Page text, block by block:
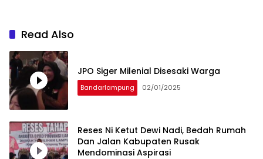
Read Also
JPO Siger Milenial Disesaki Warga
Bandarlampung 02/01/2025
Reses Ni Ketut Dewi Nadi, Bedah Rumah
Dan Jalan Kabupaten Rusak
Mendominasi Aspirasi